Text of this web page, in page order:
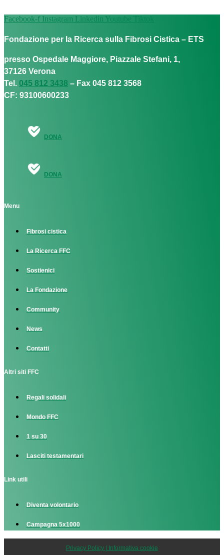
Facebook-f Instagram Linkedin Youtube Tiktok
Fondazione per la Ricerca sulla Fibrosi Cistica – ETS
presso Ospedale Maggiore, Piazzale Stefani, 1,
37126 Verona
Tel. 045 812 3438 – Fax 045 812 3568
CF: 93100600233
DONA
DONA
Menu
Fibrosi cistica
La Ricerca FFC
Sostienici
La Fondazione
Community
News
Contatti
Altri siti FFC
Regali solidali
Mondo FFC
1 su 30
Lasciti testamentari
Link utili
Diventa volontario
Campagna 5x1000
Privacy Policy | Informativa cookie